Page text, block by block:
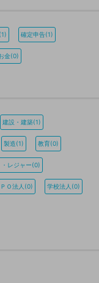
確定申告(1)
金(0)
建設・建築(1)
製造(1) 教育(0)
レジャー(0)
ＰＯ法人(0) 学校法人(0)